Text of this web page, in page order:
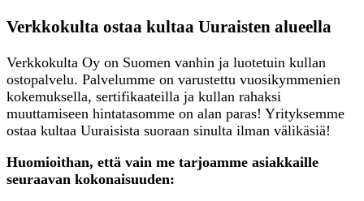
Verkkokulta ostaa kultaa Uuraisten alueella
Verkkokulta Oy on Suomen vanhin ja luotetuin kullan
ostopalvelu. Palvelumme on varustettu vuosikymmenien
kokemuksella, sertifikaateilla ja kullan rahaksi
muuttamiseen hintatasomme on alan paras! Yrityksemme
ostaa kultaa Uuraisista suoraan sinulta ilman välikäsiä!
Huomioithan, että vain me tarjoamme asiakkaille
seuraavan kokonaisuuden: